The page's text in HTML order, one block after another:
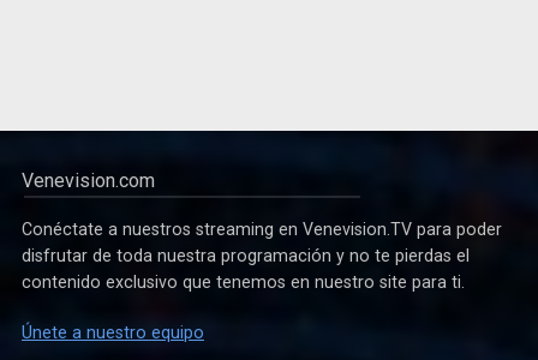
Venevision.com
Conéctate a nuestros streaming en Venevision.TV para poder
disfrutar de toda nuestra programación y no te pierdas el
contenido exclusivo que tenemos en nuestro site para ti.
Únete a nuestro equipo